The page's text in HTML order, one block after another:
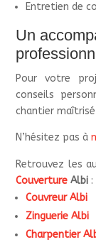
Entretien de
Un
Pour votre
conseils
chantier maîtrisé
N’hésitez pas à
Retrouvez les
Couverture Albi :
Couvreur Albi
Zinguerie Albi
Charpentier